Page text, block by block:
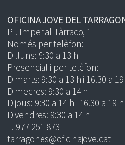
OFICINA JOVE DEL
Pl. Imperial Tàrraco, 1
Només per telèfon:
Dilluns: 9:30 a 13 h
Presencial i per telèfon:
Dimarts: 9:30 a 13 h i 16.30 a
Dimecres: 9:30 a 14 h
Dijous: 9:30 a 14 h i 16.30 a 19 h
Divendres: 9:30 a 14 h
T. 977 251 873
tarragones@oficinajove.cat